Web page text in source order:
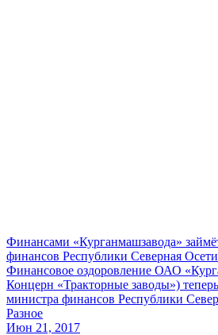
Финансами «Курганмашзавода»
финансов Республики Северная
Финансовое оздоровление ОАО
Концерн «Тракторные заводы»)
министра финансов Республики
Разное
Июн 21, 2017